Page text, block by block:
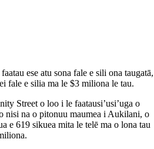
ese atu sona fale e sili ona taugatā,
fale e silia ma le $3 miliona le tau.
Street o loo i le faatausi’usi’uga o
nisi na o pitonuu maumea i Aukilani, o
e 619 sikuea mita le telē ma o lona tau